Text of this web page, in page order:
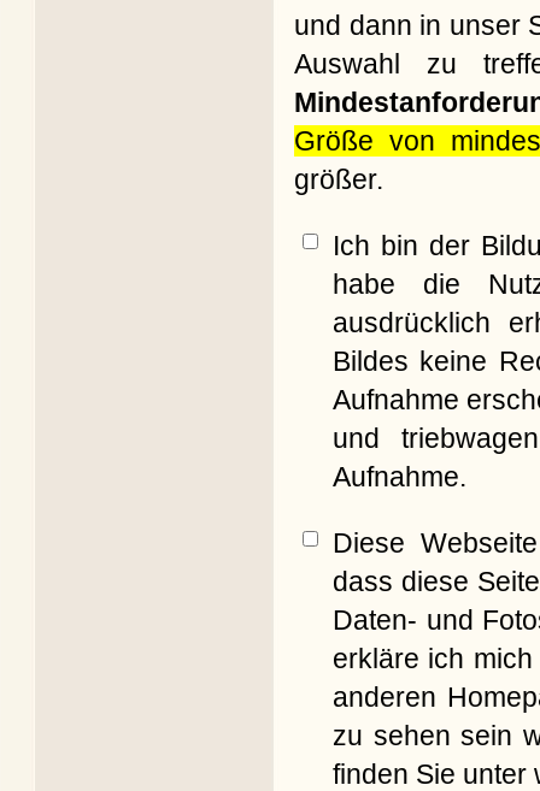
und dann in unser
Auswahl zu
Größe von
größer.
Ich bin der
habe die
ausdrücklich
Bildes keine
Aufnahme
und
Aufnahme.
Diese
dass diese
Daten- und
erkläre ich
anderen
zu sehen sein
finden Sie unter